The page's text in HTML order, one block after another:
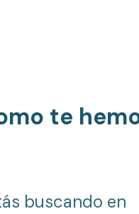
te
buscando en